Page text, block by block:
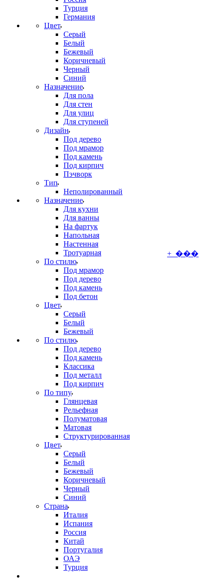
Турция
Германия
Цвет
Серый
Белый
Бежевый
Коричневый
Черный
Синий
Назначение
Для пола
Для стен
Для улиц
Для ступеней
Дизайн
Под дерево
Под мрамор
Под камень
Под кирпич
Пэчворк
Тип
Неполированный
Назначение
Для кухни
Для ванны
На фартук
Напольная
Настенная
Тротуарная
По стилю
Под мрамор
Под дерево
Под камень
Под бетон
Цвет
Серый
Белый
Бежевый
По стилю
Под дерево
Под камень
Классика
Под металл
Под кирпич
По типу
Глянцевая
Рельефная
Полуматовая
Матовая
Структурированная
Цвет
Серый
Белый
Бежевый
Коричневый
Черный
Синий
Страна
Италия
Испания
Россия
Китай
Португалия
ОАЭ
Турция
+ ���